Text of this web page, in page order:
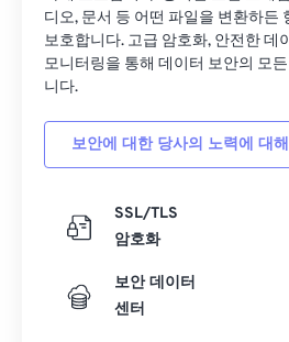
디오, 문서 등 어떤 파일을 변환하든
보호합니다. 고급 암호화, 안전한 데
모니터링을 통해 데이터 보안의 모
니다.
보안에 대한 당사의 노력에 대
SSL/TLS
암호화
보안 데이터
센터